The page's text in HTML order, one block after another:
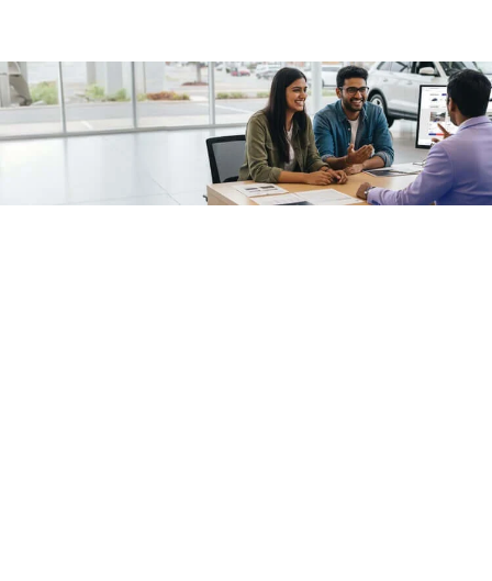
/fragments/plp-details